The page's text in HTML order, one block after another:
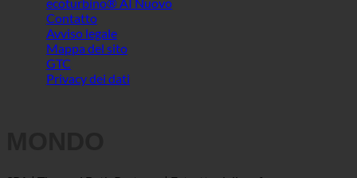
ecoturbino® AI
Contatto
Avviso legale
Mappa del sito
GTC
Privacy dei dati